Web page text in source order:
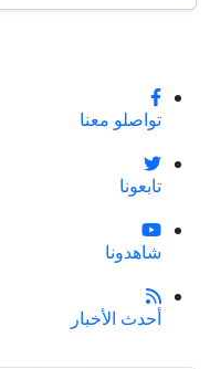
تواصلو معنا
تابعونا
شاهدونا
أحدث الأخبار